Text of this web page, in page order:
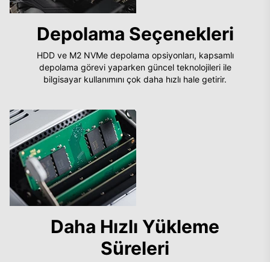
Depolama Seçenekleri
HDD ve M2 NVMe depolama opsiyonları, kapsamlı
depolama görevi yaparken güncel teknolojileri ile
bilgisayar kullanımını çok daha hızlı hale getirir.
Daha Hızlı Yükleme
Süreleri